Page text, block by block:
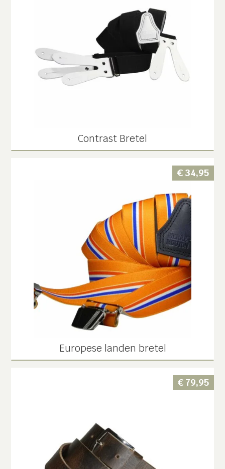
Contrast Bretel
€34,95
Europese landen bretel
€79,95